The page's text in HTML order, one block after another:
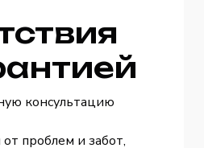
консультацию
проблем и забот,